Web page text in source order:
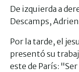
De izquierda a
Descamps,
Por la tarde, el
presentó su
este de París: